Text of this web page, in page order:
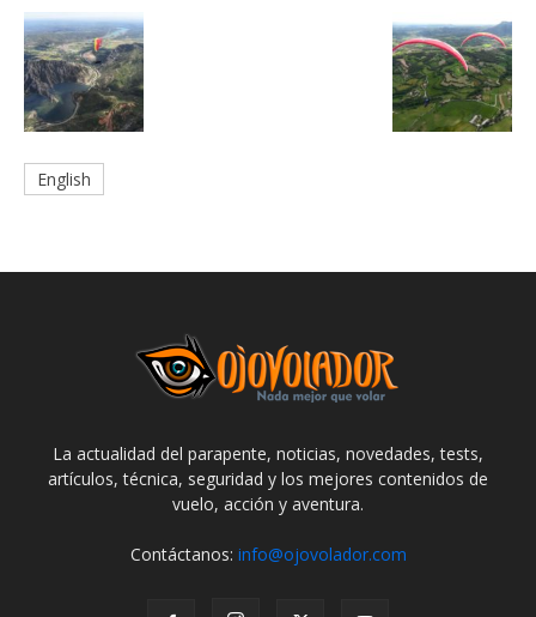
English
La actualidad del parapente, noticias, novedades, tests,
artículos, técnica, seguridad y los mejores contenidos de
vuelo, acción y aventura.
Contáctanos: info@ojovolador.com